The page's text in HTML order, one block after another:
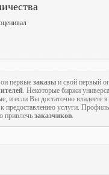
первые заказы и свой первый
. Некоторые биржи
и если Вы достаточно владеете
услуги.
привлечь заказчиков.